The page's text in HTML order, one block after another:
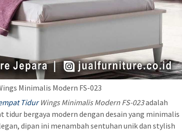
Minimalis Modern FS-023
TidurWings Minimalis Modern FS-023adalah
bergaya modern dengan desain yang minimalis
dipan ini menambah sentuhan unik dan stylish